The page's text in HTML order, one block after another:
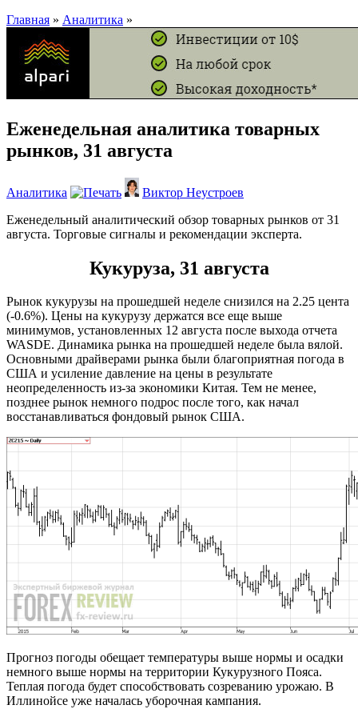
Главная » Аналитика »
Еженедельная аналитика товарных
рынков, 31 августа
Аналитика
Виктор Неустроев
Еженедельный аналитический обзор товарных рынков от 31
августа. Торговые сигналы и рекомендации эксперта.
Кукуруза, 31 августа
Рынок кукурузы на прошедшей неделе снизился на 2.25 цента
(-0.6%). Цены на кукурузу держатся все еще выше
минимумов, установленных 12 августа после выхода отчета
WASDE. Динамика рынка на прошедшей неделе была вялой.
Основными драйверами рынка были благоприятная погода в
США и усиление давление на цены в результате
неопределенность из-за экономики Китая. Тем не менее,
позднее рынок немного подрос после того, как начал
восстанавливаться фондовый рынок США.
Прогноз погоды обещает температуры выше нормы и осадки
немного выше нормы на территории Кукурузного Пояса.
Теплая погода будет способствовать созреванию урожаю. В
Иллинойсе уже началась уборочная кампания.